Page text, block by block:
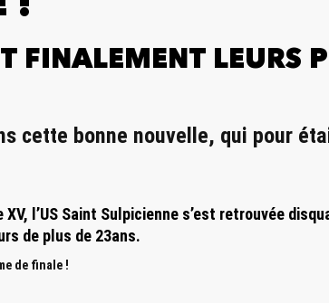
FINALEMENT LEURS
cette bonne nouvelle, qui pour
l’US Saint Sulpicienne s’est retrouvée
de plus de 23ans.
de finale !